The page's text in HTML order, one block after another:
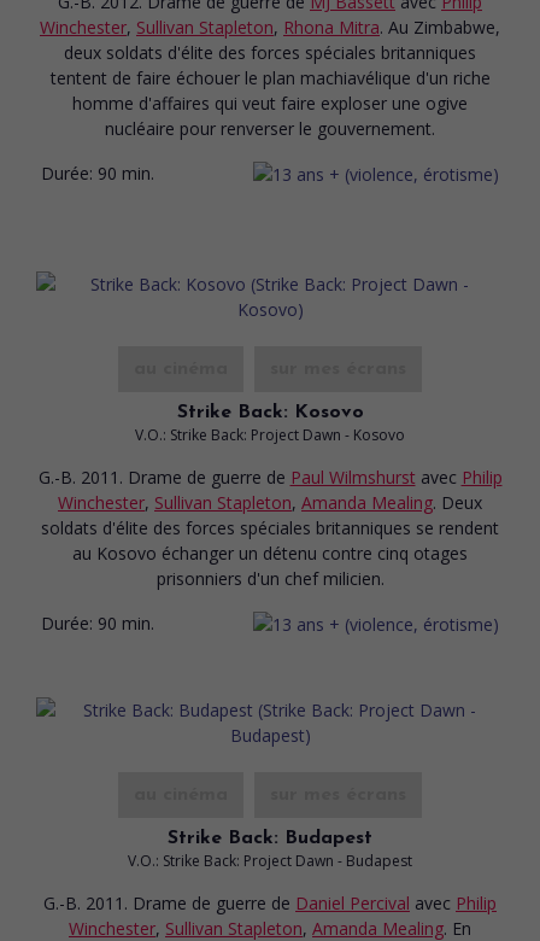
Winchester, Sullivan Stapleton, Rhona Mitra. Au Zimbabwe,
deux soldats d'élite des forces spéciales britanniques
tentent de faire échouer le plan machiavélique d'un riche
homme d'affaires qui veut faire exploser une ogive
nucléaire pour renverser le gouvernement.
Durée: 90 min.
Strike Back: Kosovo
V.O.: Strike Back: Project Dawn - Kosovo
G.-B. 2011. Drame de guerre de Paul Wilmshurst avec Philip
Winchester, Sullivan Stapleton, Amanda Mealing. Deux
soldats d'élite des forces spéciales britanniques se rendent
au Kosovo échanger un détenu contre cinq otages
prisonniers d'un chef milicien.
Durée: 90 min.
Strike Back: Budapest
V.O.: Strike Back: Project Dawn - Budapest
G.-B. 2011. Drame de guerre de Daniel Percival avec Philip
Winchester, Sullivan Stapleton, Amanda Mealing. En